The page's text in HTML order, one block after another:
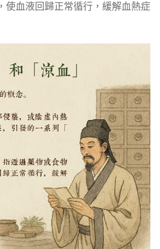
使血液回歸正常循行，緩解血熱症